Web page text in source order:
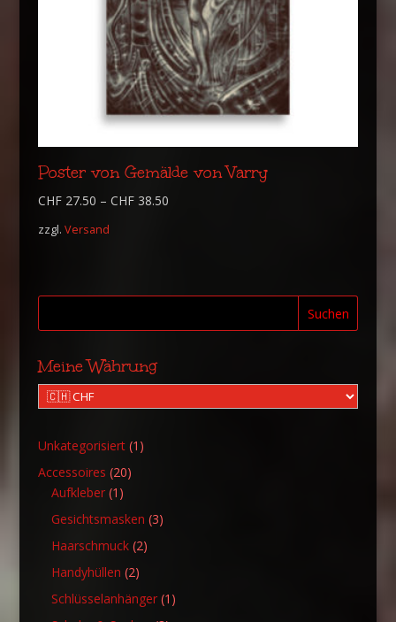
Poster von Gemälde von Varry
CHF27.50 – CHF38.50
zzgl. Versand
Suchen
Meine Währung
Unkategorisiert 1 1
Accessoires 2020
Aufkleber 1 1
Produkt
Gesichtsmasken 33
Haarschmuck 22
Handyhüllen 22
Produkte
Schlüsselanhänger 1 1